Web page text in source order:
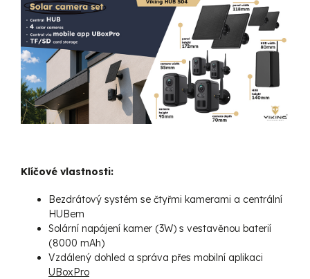
Klíčové vlastnosti:
Bezdrátový systém se čtyřmi kamerami a centrální
HUBem
Solární napájení kamer (3W) s vestavěnou baterií
(8000 mAh)
Vzdálený dohled a správa přes mobilní aplikaci
UBoxPro